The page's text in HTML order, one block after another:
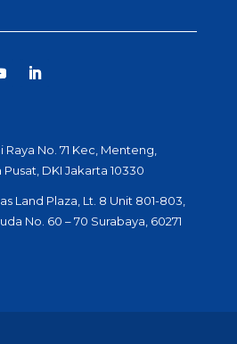
Raya No. 71 Kec, Menteng,
DKI Jakarta 10330
Land Plaza, Lt. 8 Unit 801-803,
No. 60 – 70 Surabaya, 60271